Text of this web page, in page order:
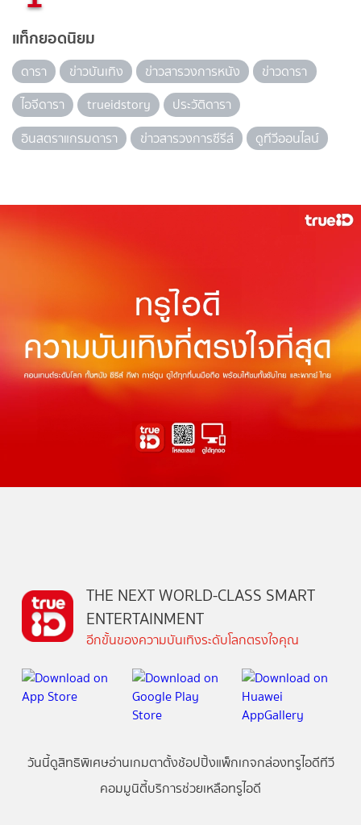
แท็กยอดนิยม
ดารา ข่าวบันเทิง ข่าวสารวงการหนัง
ข่าวดารา
ไอจีดารา
trueidstory
ประวัติดารา
อินสตราแกรมดารา
ข่าวสารวงการซีรีส์ ดูทีวีออนไลน์
THE NEXT WORLD-CLASS SMART
ENTERTAINMENT
อีกขั้นของความบันเทิงระดับโลกตรงใจคุณ
วันนี้ดูสิทธิพิเศษอ่านเกมตาตั้งช้อปปิ้งแพ็กเกจกล่องทรูไอดีทีวี
คอมมูนิตี้บริการช่วยเหลือทรูไอดี